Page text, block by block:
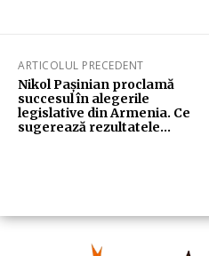
ARTICOLUL PRECEDENT
Nikol Paşinian proclamă
succesul în alegerile
legislative din Armenia. Ce
sugerează rezultatele…